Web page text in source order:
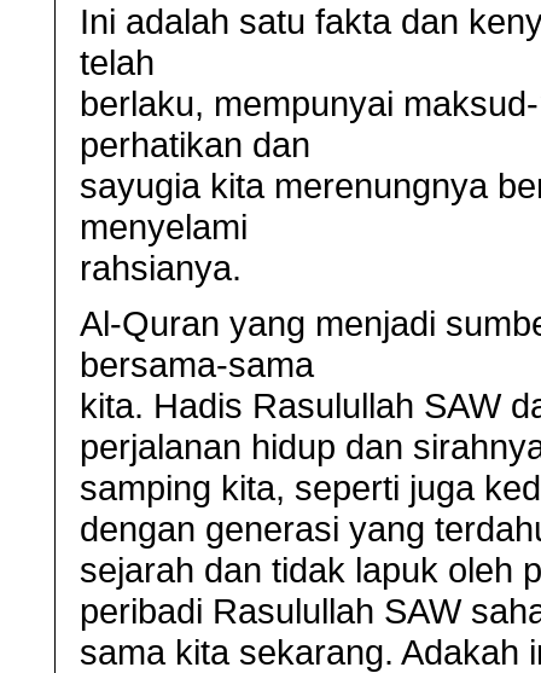
Ini adalah satu fakta dan
telah
berlaku, mempunyai
perhatikan dan
sayugia kita merenungnya
menyelami
rahsianya.
Al-Quran yang menjadi
bersama-sama
kita. Hadis Rasulullah SAW
perjalanan hidup dan
samping kita, seperti juga
dengan generasi yang
sejarah dan tidak lapuk oleh
peribadi Rasulullah SAW
sama kita sekarang. Adakah